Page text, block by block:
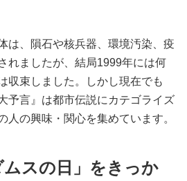
は、隕石や核兵器、環境汚染、疫
れましたが、結局1999年には何
収束しました。しかし現在でも
予言』は都市伝説にカテゴライズ
人の興味・関心を集めています。
ムスの日」をきっか